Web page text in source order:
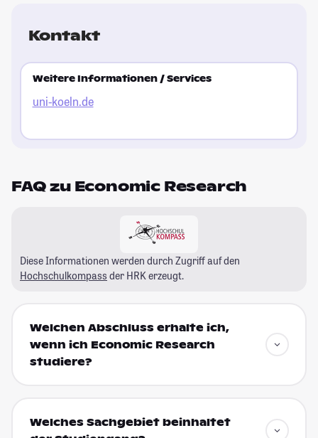
Kontakt
Weitere Informationen / Services
uni-koeln.de
FAQ zu Economic Research
Diese Informationen werden durch Zugriff auf den
Hochschulkompass der HRK erzeugt.
Welchen Abschluss erhalte ich,
wenn ich Economic Research
studiere?
Welches Sachgebiet beinhaltet